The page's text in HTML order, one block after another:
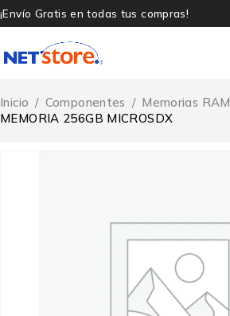
¡Envío Gratis en todas tus compras!
Inicio / Componentes / Memorias RAM
MEMORIA 256GB MICROSDX